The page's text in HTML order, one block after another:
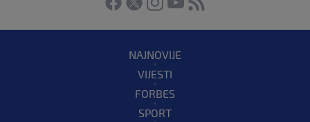
NAJNOVIJE
VIJESTI
FORBES
SPORT